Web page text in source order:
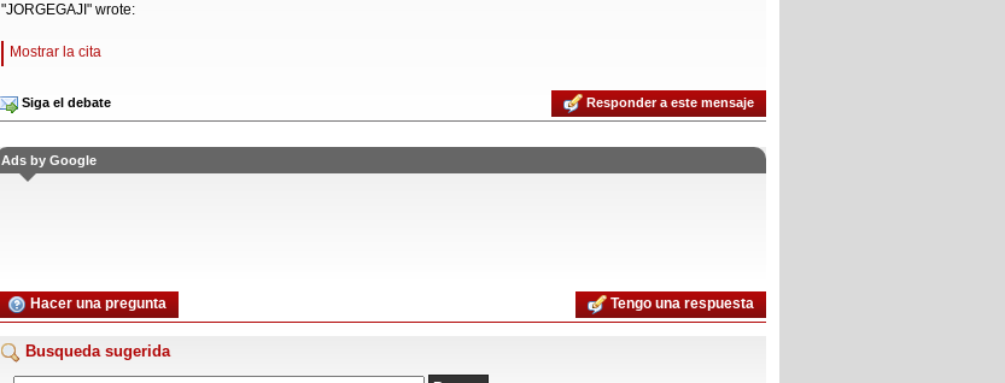
"JORGEGAJI" wrote:
Mostrar la cita
Siga el debate Responder a este mensaje
Ads by Google
Hacer una pregunta Tengo una respuesta
Busqueda sugerida